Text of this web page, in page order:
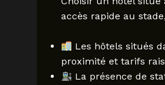
accès rapide au
Les hôtels situés
proximité et tarifs
La présence de